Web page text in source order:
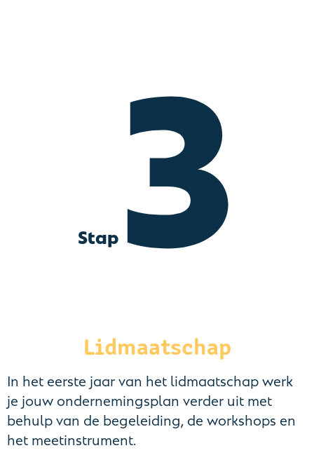
Stap 3
Lidmaatschap
In het eerste jaar van het lidmaatschap werk
je jouw ondernemingsplan verder uit met
behulp van de begeleiding, de workshops en
het meetinstrument.